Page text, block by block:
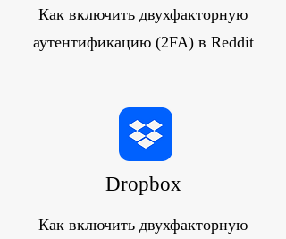
Как включить двухфакторную
аутентификацию (2FA) в Reddit
Dropbox
Как включить двухфакторную